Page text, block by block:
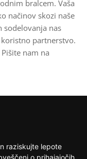
bralcem. Vaša
načinov skozi naše
sodelovanja nas
partnerstvo.
nam na
raziskujte lepote
o prihajajočih